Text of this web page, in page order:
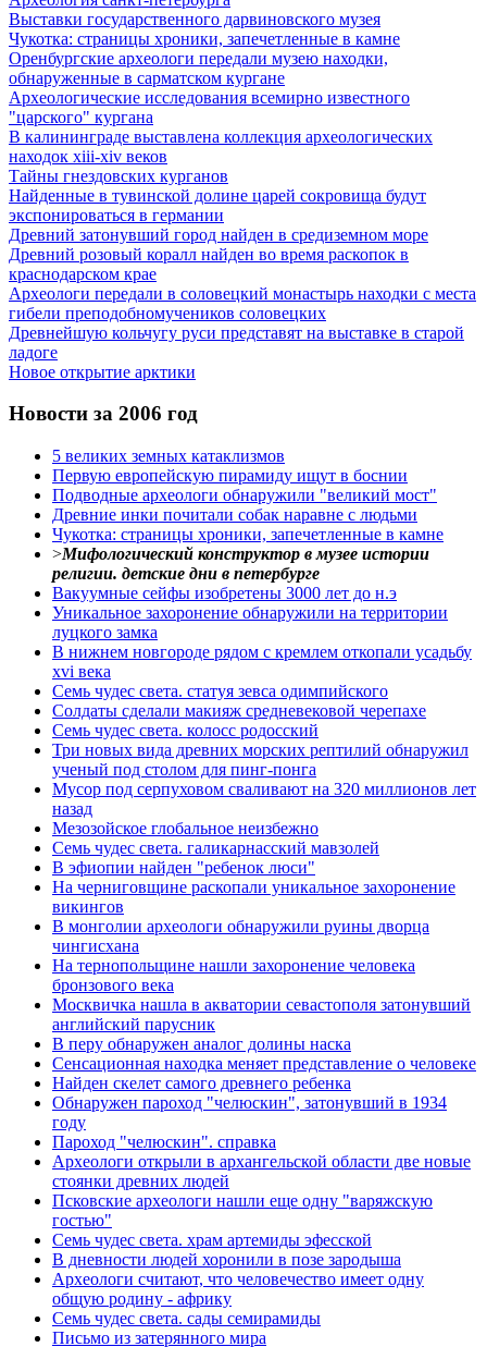
Выставки государственного дарвиновского музея
Чукотка: страницы хроники, запечетленные в камне
Оренбургские археологи передали музею находки,
обнаруженные в сарматском кургане
Археологические исследования всемирно известного
"царского" кургана
В калининграде выставлена коллекция археологических
находок xiii-xiv веков
Тайны гнездовских курганов
Найденные в тувинской долине царей сокровища будут
экспонироваться в германии
Древний затонувший город найден в средиземном море
Древний розовый коралл найден во время раскопок в
краснодарском крае
Археологи передали в соловецкий монастырь находки с места
гибели преподобномучеников соловецких
Древнейшую кольчугу руси представят на выставке в старой
ладоге
Новое открытие арктики
Новости за 2006 год
5 великих земных катаклизмов
Первую европейскую пирамиду ищут в боснии
Подводные археологи обнаружили "великий мост"
Древние инки почитали собак наравне с людьми
Чукотка: страницы хроники, запечетленные в камне
>Мифологический конструктор в музее истории
религии. детские дни в петербурге
Вакуумные сейфы изобретены 3000 лет до н.э
Уникальное захоронение обнаружили на территории
луцкого замка
В нижнем новгороде рядом с кремлем откопали усадьбу
xvi века
Семь чудес света. статуя зевса одимпийского
Солдаты сделали макияж средневековой черепахе
Семь чудес света. колосс родосский
Три новых вида древних морских рептилий обнаружил
ученый под столом для пинг-понга
Мусор под cерпуховом сваливают на 320 миллионов лет
назад
Мезозойское глобальное неизбежно
Семь чудес света. галикарнасский мавзолей
В эфиопии найден "ребенок люси"
На черниговщине раскопали уникальное захоронение
викингов
В монголии археологи обнаружили руины дворца
чингисхана
На тернопольщине нашли захоронение человека
бронзового века
Москвичка нашла в акватории севастополя затонувший
английский парусник
В перу обнаружен аналог долины наска
Сенсационная находка меняет представление о человеке
Найден скелет самого древнего ребенка
Обнаружен пароход "челюскин", затонувший в 1934
году
Пароход "челюскин". справка
Археологи открыли в архангельской области две новые
стоянки древних людей
Псковские археологи нашли еще одну "варяжскую
гостью"
Семь чудес света. храм артемиды эфесской
В дневности людей хоронили в позе зародыша
Археологи считают, что человечество имеет одну
общую родину - африку
Семь чудес света. сады семирамиды
Письмо из затерянного мира